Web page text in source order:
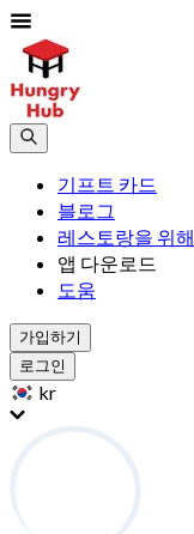
기프트 카드
블로그
레스토랑을 위해
앱 다운로드
도움
가입하기
로그인
kr